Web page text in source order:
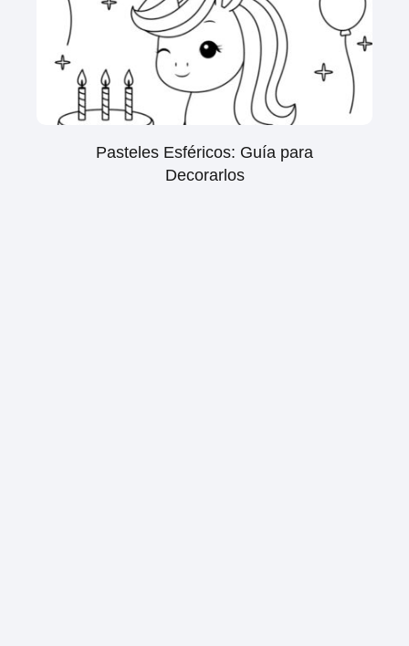
Pasteles Esféricos: Guía para
Decorarlos